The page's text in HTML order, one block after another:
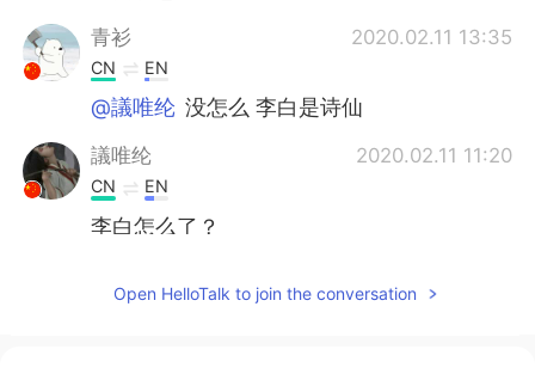
青衫 2020.02.11 13:35
CN EN
@議唯纶 没怎么 李白是诗仙
議唯纶 2020.02.11 11:20
CN EN
李白怎么了？
CN EN
Open HelloTalk to join the conversation